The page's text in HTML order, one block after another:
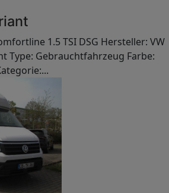
1.5 TSI DSG Hersteller: VW
Type: Gebrauchtfahrzeug Farbe: